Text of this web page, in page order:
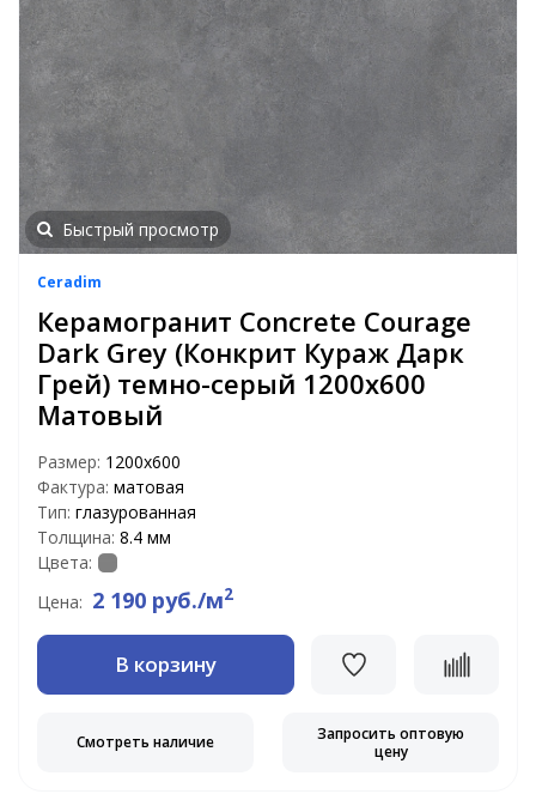
Быстрый просмотр
Ceradim
Керамогранит Concrete Courage
Dark Grey (Конкрит Кураж Дарк
Грей) темно-серый 1200х600
Матовый
Размер: 1200х600
Фактура: матовая
Тип: глазурованная
Толщина: 8.4 мм
Цвета:
Цена: 2 190 руб./м2
В корзину
Смотреть наличие
Запросить оптовую
цену